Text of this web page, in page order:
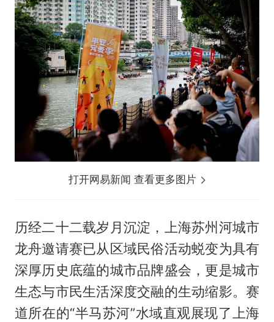
打开网易新闻 查看更多图片
历经二十二载岁月沉淀，上海苏州河城市
龙舟邀请赛已从区域民俗活动蜕变为具有
深厚历史底蕴的城市品牌盛会，更是城市
生态与市民生活深度交融的生动缩影。赛
道所在的“半马苏河”水域直观展现了上海